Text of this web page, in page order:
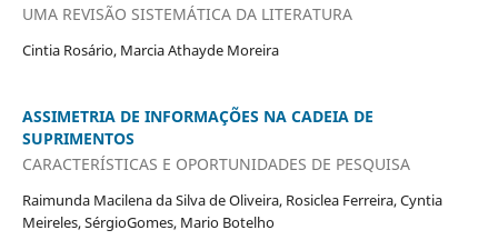
UMA REVISÃO SISTEMÁTICA DA LITERATURA
Cintia Rosário, Marcia Athayde Moreira
ASSIMETRIA DE INFORMAÇÕES NA CADEIA DE
SUPRIMENTOS
CARACTERÍSTICAS E OPORTUNIDADES DE PESQUISA
Raimunda Macilena da Silva de Oliveira, Rosiclea Ferreira, Cyntia
Meireles, SérgioGomes, Mario Botelho